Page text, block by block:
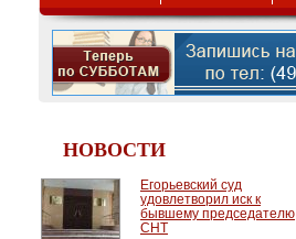
НОВОСТИ
Егорьевский суд
удовлетворил иск к
бывшему председателю
СНТ